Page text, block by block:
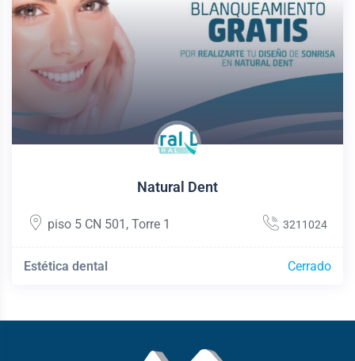
Natural Dent
piso 5 CN 501 , Torre 1 3211024
Estética dental Cerrado